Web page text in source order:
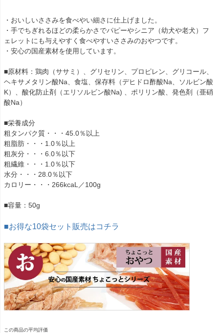
・おいしいささみを食べやい細さに仕上げました。
・手でちぎれるほどの柔らかさでパピーやシニア（幼犬や老犬）フ
ェレットにも与えやすく食べやすいささみのおやつです。
・安心の国産素材を使用しています。
■原材料：鶏肉（ササミ）、グリセリン、プロピレン、グリコール、
ヘキサメタリン酸Na、食塩、保存料（デヒドロ酢酸Na、ソルビン酸
K）、酸化防止剤（エリソルビン酸Na) 、ポリリン酸、発色剤（亜硝
酸Na）
■栄養成分
粗タンパク質・・・45.0％以上
粗脂肪・・・1.0％以上
粗灰分・・・6.0％以下
粗繊維・・・1.0％以下
水分・・・28.0％以下
カロリー・・・266kcaL／100g
■容量：50g
■お得な10袋セット販売はコチラ